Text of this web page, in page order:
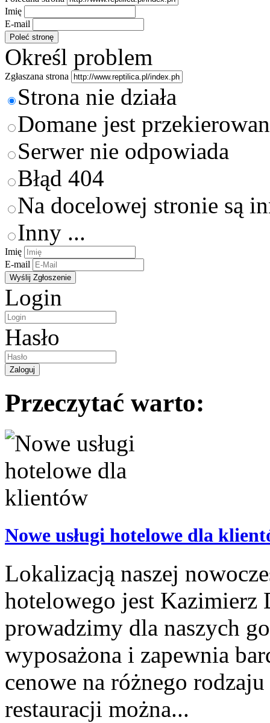
Imię
E-mail
Określ problem
Zgłaszana strona
Strona nie działa
Domane jest
Serwer nie odpowiada
Błąd 404
Na docelowej stronie są
Inny ...
Imię
E-mail
Login
Hasło
Przeczytać warto:
Nowe usługi hotelowe dla
Lokalizacją naszej
hotelowego jest Kazimierz
prowadzimy dla naszych
wyposażona i zapewnia
cenowe na różnego
restauracji można...